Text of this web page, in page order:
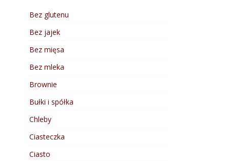
Bez glutenu
Bez jajek
Bez mięsa
Bez mleka
Brownie
Bułki i spółka
Chleby
Ciasteczka
Ciasto